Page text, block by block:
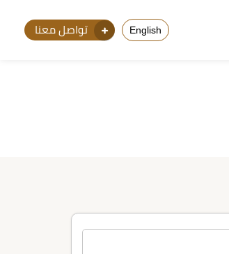
English تواصل معنا